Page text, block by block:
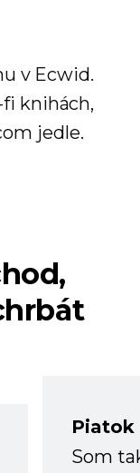
v Ecwid.
fi knihách,
jedle.
Piatok
Som